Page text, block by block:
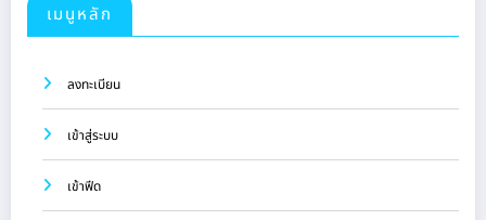
เมนูหลัก
ลงทะเบียน
เข้าสู่ระบบ
เข้าฟีด